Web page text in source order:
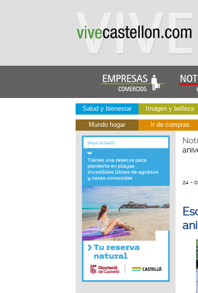
Salud y bienestar Imagen y belleza
Mundo hogar Ir de compras
24 -